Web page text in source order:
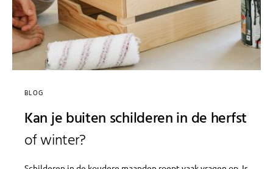
BLOG
Kan je buiten schilderen in de herfst
of winter?